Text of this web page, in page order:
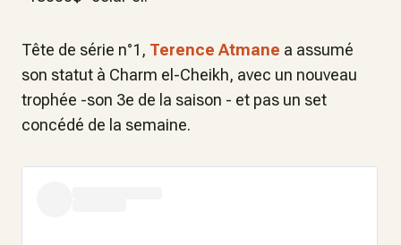
Tête de série n°1, Terence Atmane a assumé
son statut à Charm el-Cheikh, avec un nouveau
trophée -son 3e de la saison - et pas un set
concédé de la semaine.